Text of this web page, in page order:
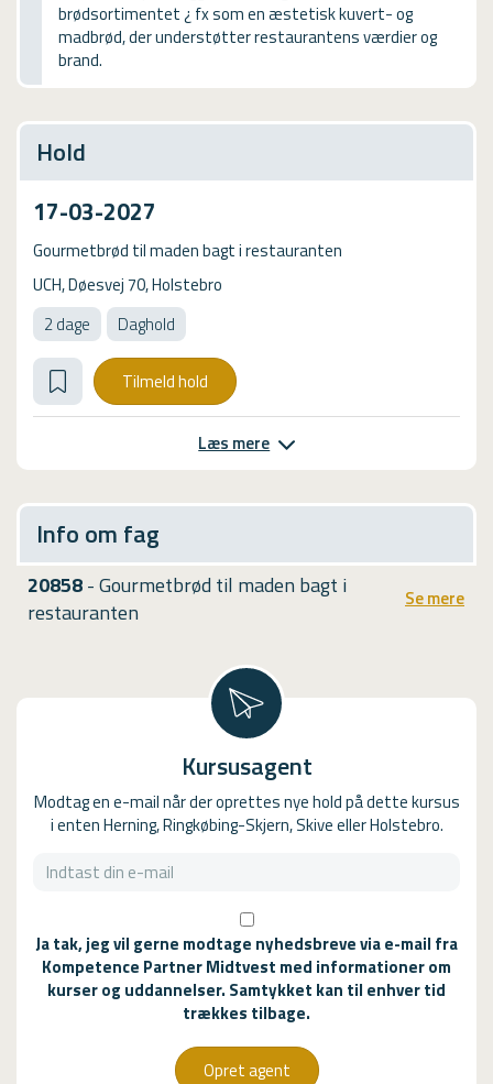
USMA
Videoguides
brødsortimentet ¿ fx som en æstetisk kuvert- og
madbrød, der understøtter restaurantens værdier og
brand.
Hold
17-03-2027
Gourmetbrød til maden bagt i restauranten
UCH, Døesvej 70, Holstebro
2 dage
Daghold
Tilmeld hold
Læs mere
Info om fag
20858- Gourmetbrød til maden bagt i
restauranten
Se mere
Kursusagent
Modtag en e-mail når der oprettes nye hold på dette kursus
i enten Herning, Ringkøbing-Skjern, Skive eller Holstebro.
Ja tak, jeg vil gerne modtage nyhedsbreve via e-mail fra
Kompetence Partner Midtvest med informationer om
kurser og uddannelser. Samtykket kan til enhver tid
trækkes tilbage.
Opret agent